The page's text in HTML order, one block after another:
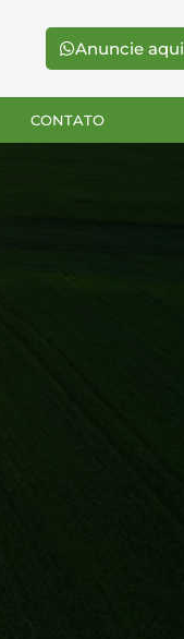
Anuncie aqui
CONTATO